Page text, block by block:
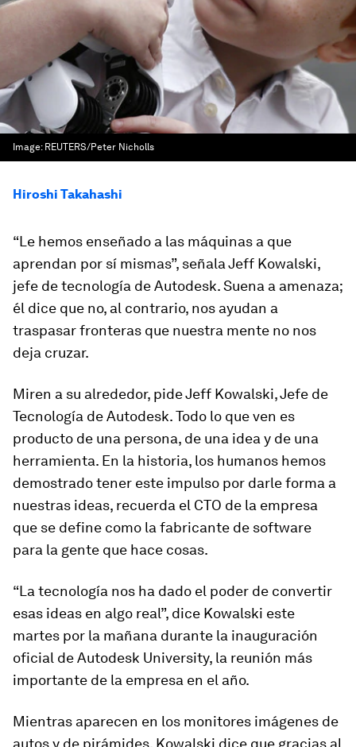
Image: REUTERS/Peter Nicholls
Hiroshi Takahashi
“Le hemos enseñado a las máquinas a que
aprendan por sí mismas”, señala Jeff Kowalski,
jefe de tecnología de Autodesk. Suena a amenaza;
él dice que no, al contrario, nos ayudan a
traspasar fronteras que nuestra mente no nos
deja cruzar.
Miren a su alrededor, pide Jeff Kowalski, Jefe de
Tecnología de Autodesk. Todo lo que ven es
producto de una persona, de una idea y de una
herramienta. En la historia, los humanos hemos
demostrado tener este impulso por darle forma a
nuestras ideas, recuerda el CTO de la empresa
que se define como la fabricante de software
para la gente que hace cosas.
“La tecnología nos ha dado el poder de convertir
esas ideas en algo real”, dice Kowalski este
martes por la mañana durante la inauguración
oficial de Autodesk University, la reunión más
importante de la empresa en el año.
Mientras aparecen en los monitores imágenes de
autos y de pirámides, Kowalski dice que gracias al